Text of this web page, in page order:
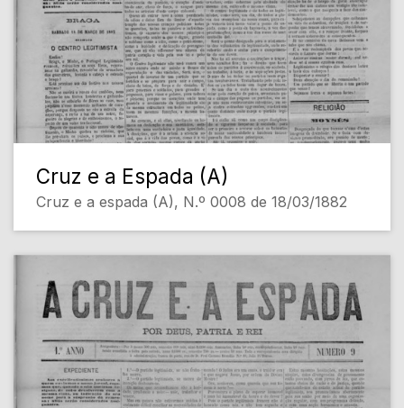
Cruz e a Espada (A)
Cruz e a espada (A), N.º 0008 de 18/03/1882